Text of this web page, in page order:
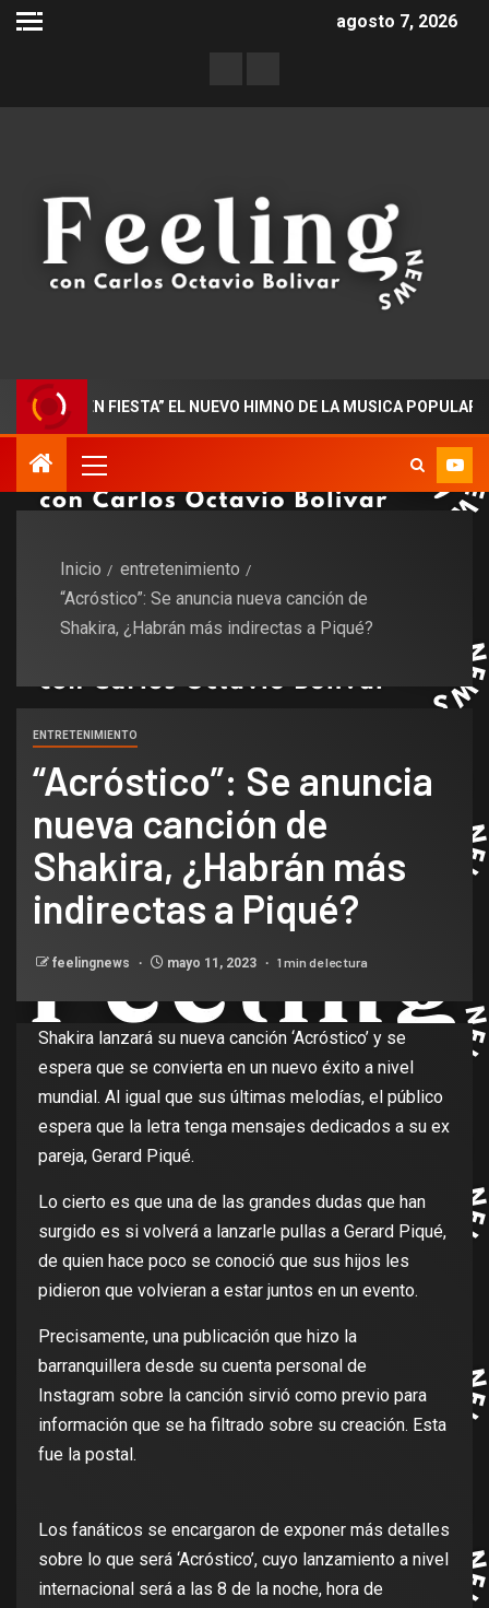
agosto 7, 2026
EN FIESTA” EL NUEVO HIMNO DE LA MUSICA POPULAR
Inicio
entretenimiento
“Acróstico”: Se anuncia nueva canción de
Shakira, ¿Habrán más indirectas a Piqué?
ENTRETENIMIENTO
“Acróstico”: Se anuncia
nueva canción de
Shakira, ¿Habrán más
indirectas a Piqué?
feelingnews mayo 11, 2023 1 min de lectura
Shakira lanzará su nueva canción ‘Acróstico’ y se
espera que se convierta en un nuevo éxito a nivel
mundial. Al igual que sus últimas melodías, el público
espera que la letra tenga mensajes dedicados a su ex
pareja, Gerard Piqué.
Lo cierto es que una de las grandes dudas que han
surgido es si volverá a lanzarle pullas a Gerard Piqué,
de quien hace poco se conoció que sus hijos les
pidieron que volvieran a estar juntos en un evento.
Precisamente, una publicación que hizo la
barranquillera desde su cuenta personal de
Instagram sobre la canción sirvió como previo para
información que se ha filtrado sobre su creación. Esta
fue la postal.
Los fanáticos se encargaron de exponer más detalles
sobre lo que será ‘Acróstico’, cuyo lanzamiento a nivel
internacional será a las 8 de la noche, hora de